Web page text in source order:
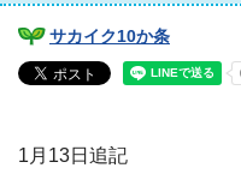
サカイク10か条
1月13日追記